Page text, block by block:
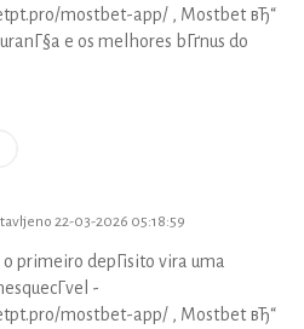
mostbet-app/ , Mostbet вЂ“
e os melhores bГґnus do
22-03-2026 05:18:59
primeiro depГіsito vira uma
-
mostbet-app/ , Mostbet вЂ“